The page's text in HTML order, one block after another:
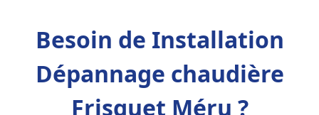
Besoin de Installation
Dépannage chaudière
Frisquet Méru ?